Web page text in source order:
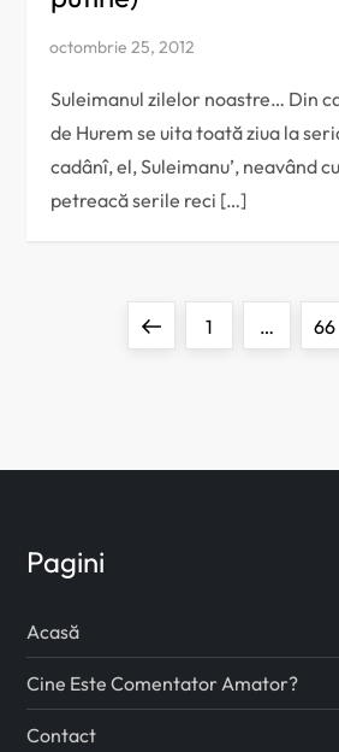
Suleimanul zilelor noastre… Din
de Hurem se uita toată ziua la
cadânî, el, Suleimanu’, neavând
petreacă serile reci […]
n
a
ț
i
PreviousPage
1 … 66
Pagini
Acasă
Cine Este Comentator Amator?
Contact